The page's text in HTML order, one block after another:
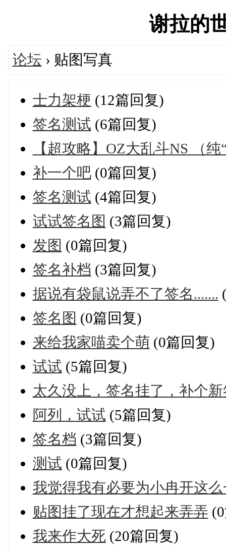
谢拉的
论坛 › 贴图写真
士力架梗 (12篇回复)
签名测试 (6篇回复)
【超攻略】OZ大乱斗NS （
补一个吧(0篇回复)
签名测试 (4篇回复)
试试签名图 (3篇回复)
发图 (0篇回复)
签名补档 (3篇回复)
据说有袋鼠说弄不了签名.......
签名图 (0篇回复)
来给我家喵卖个萌 (0篇回复)
试试 (5篇回复)
太久没上，签名挂了，补个
阿列，试试 (5篇回复)
签名档 (3篇回复)
测试 (0篇回复)
我觉得我有必要为小冉开这
贴图挂了现在才想起来弄弄
我来作大死(20篇回复)